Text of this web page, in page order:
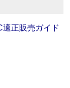
適正販売ガイド